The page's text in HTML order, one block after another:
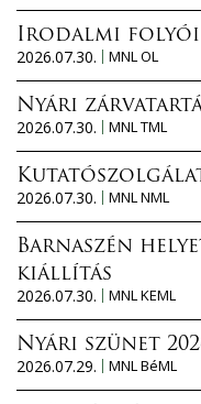
Irodalmi
2026.07.30.
MNL OL
Nyári
2026.07.30.
MNL TML
2026.07.30.
MNL NML
Barnaszén
kiállítás
2026.07.30.
MNL KEML
Nyári szünet
2026.07.29.
MNL BéML